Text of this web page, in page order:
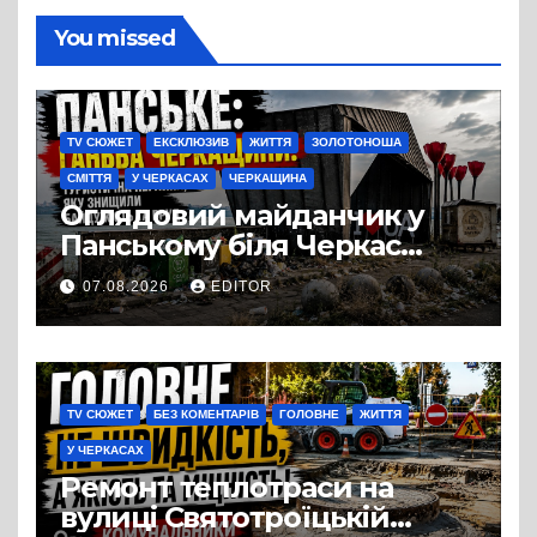
You missed
TV СЮЖЕТ ЕКСКЛЮЗИВ ЖИТТЯ ЗОЛОТОНОША
СМІТТЯ У ЧЕРКАСАХ ЧЕРКАЩИНА
Оглядовий майданчик у
Панському біля Черкас
перетворився на занедбане
сміттєзвалище
07.08.2026 EDITOR
TV СЮЖЕТ БЕЗ КОМЕНТАРІВ ГОЛОВНЕ ЖИТТЯ
У ЧЕРКАСАХ
Ремонт теплотраси на
вулиці Святотроїцькій